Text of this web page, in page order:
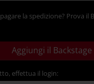
la spedizione? Prova il
Aggiungi il
effettua il login: